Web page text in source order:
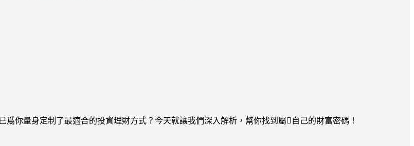
你量身定制了最適合的投資理財方式？今天就讓我們深入解析，幫你找到屬￿自己的財富密碼！